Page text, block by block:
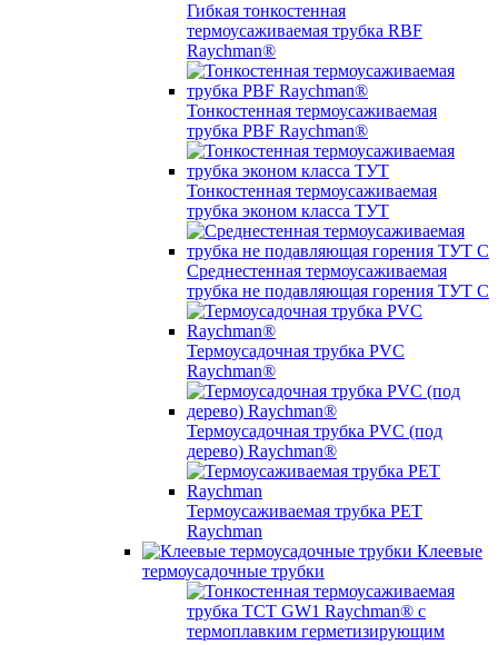
Гибкая тонкостенная
термоусаживаемая трубка RBF
Raychman®
Тонкостенная термоусаживаемая
трубка PBF Raychman®
Тонкостенная термоусаживаемая
трубка эконом класса ТУТ
Среднестенная термоусаживаемая
трубка не подавляющая горения ТУТ С
Термоусадочная трубка PVC
Raychman®
Термоусадочная трубка PVC (под
дерево) Raychman®
Термоусаживаемая трубка PET
Raychman
Клеевые
термоусадочные трубки